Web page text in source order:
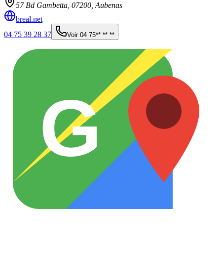
57 Bd Gambetta, 07200 Aubenas
breal.net
04 75 39 28 37
Voir 04 75** ** **
G